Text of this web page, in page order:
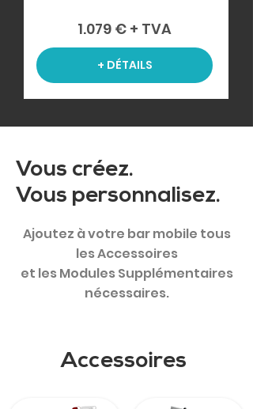
1.079 € + TVA
+ DÉTAILS
Vous créez.
Vous personnalisez.
Ajoutez à votre bar mobile tous
les Accessoires
et les Modules Supplémentaires
nécessaires.
Accessoires